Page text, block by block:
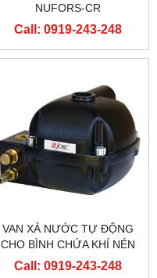
NUFORS-CR
Call: 0919-243-248
VAN XẢ NƯỚC TỰ ĐỘNG
CHO BÌNH CHỨA KHÍ NÉN
Call: 0919-243-248